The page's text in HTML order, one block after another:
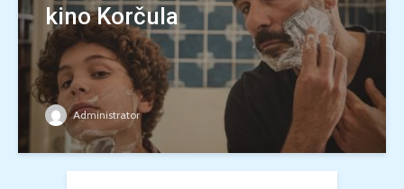
kino Korčula
Administrator